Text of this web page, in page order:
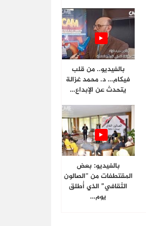
بالفيديو.. من قلب
فيكام… د. محمد غزالة
يتحدث عن الإبداع…
بالفيديو: بعض
المقتطفات من “الصالون
الثقافي” الذي أُطلق
يوم…